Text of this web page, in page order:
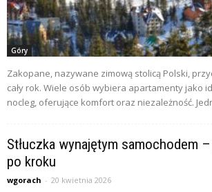
Góry
Zakopane, nazywane zimową stolicą Polski,
cały rok. Wiele osób wybiera apartamenty jako
nocleg, oferujące komfort oraz niezależność.
Stłuczka wynajętym samochodem
po kroku
wgorach - 20 kwietnia 2026